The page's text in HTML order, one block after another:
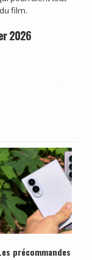
film.
2026
précommandes